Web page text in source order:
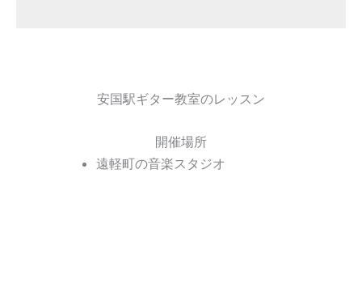
安国駅ギター教室のレッスン
開催場所
遠軽町の音楽スタジオ